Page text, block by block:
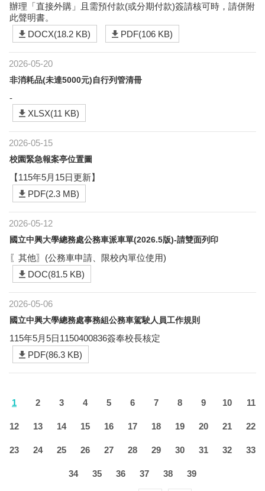
辦理「直接外購」且需預付款(或分期付款)簽請核可時，請併附
此聲明書。
DOCX(18.2 KB)
PDF(106 KB)
2026-05-20
非消耗品(未達5000元)自行列管清冊
-
XLSX(11 KB)
2026-05-15
校園緊急報案亭位置圖
【115年5月15日更新】
PDF(2.3 MB)
2026-05-12
國立中興大學總務處公務車派車單(2026.5版)-請雙面列印
〖其他〗(公務車申請、限校內單位使用)
DOC(81.5 KB)
2026-05-06
國立中興大學總務處事務組公務車駕駛人員工作規則
115年5月5日1150400836簽奉校長核定
PDF(86.3 KB)
1 2 3 4 5 6 7 8 9 10 11
12 13 14 15 16 17 18 19 20 21 22
23 24 25 26 27 28 29 30 31 32 33
34 35 36 37 38 39